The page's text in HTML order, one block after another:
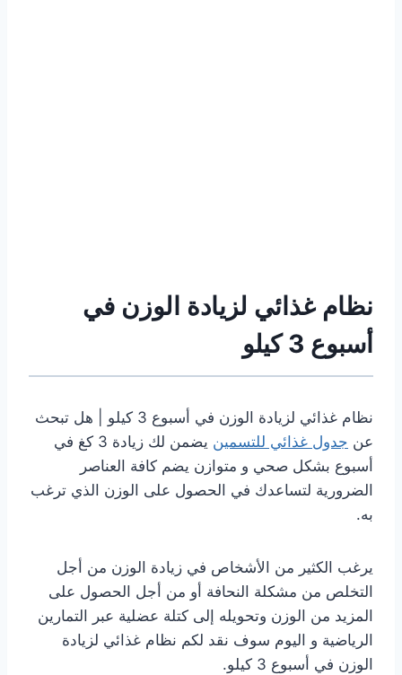
نظام غذائي لزيادة الوزن في
أسبوع 3 كيلو
نظام غذائي لزيادة الوزن في أسبوع 3 كيلو | هل تبحث
عن جدول غذائي للتسمين
يضمن لك زيادة 3 كغ في
أسبوع بشكل صحي و متوازن يضم كافة العناصر
الضرورية لتساعدك في الحصول على الوزن الذي ترغب
به.
يرغب الكثير من الأشخاص في زيادة الوزن من أجل
التخلص من مشكلة النحافة أو من أجل الحصول على
المزيد من الوزن وتحويله إلى كتلة عضلية عبر التمارين
الرياضية و اليوم سوف نقد لكم نظام غذائي لزيادة
الوزن في أسبوع 3 كيلو.